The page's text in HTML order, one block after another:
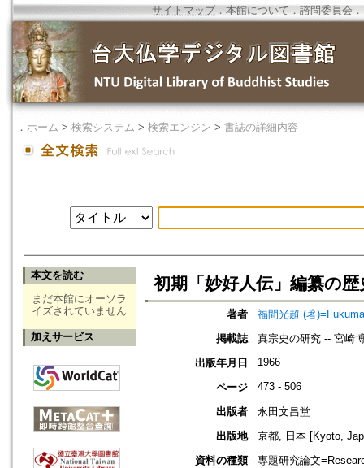
サイトマップ．本館について ． 諮問委員会 ．
． ホーム > 検索システム > 検索エンジン > 書誌の詳細内容
本文を読む
まだ本館にオーソラ
イズされていません
加えサービス
初期「妙好人伝」編纂の
著者
福間光超 (著
掲載誌
真宗史の研究 -- 宮崎
出版年月日
1966
ページ 473 - 506
出版者
永田文昌堂
出版地
京都, 日本 [Kyoto,
資料の種類
專題研究論文